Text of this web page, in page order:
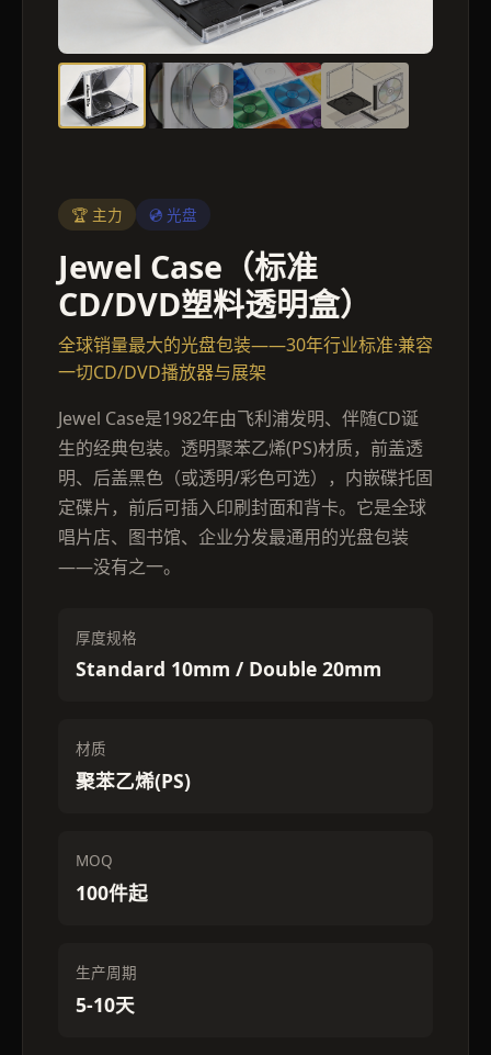
🏆 主力 💿 光盘
Jewel Case（标准
CD/DVD塑料透明盒）
全球销量最大的光盘包装——30年行业标准·兼容
一切CD/DVD播放器与展架
Jewel Case是1982年由飞利浦发明、伴随CD诞
生的经典包装。透明聚苯乙烯(PS)材质，前盖透
明、后盖黑色（或透明/彩色可选），内嵌碟托固
定碟片，前后可插入印刷封面和背卡。它是全球
唱片店、图书馆、企业分发最通用的光盘包装
——没有之一。
厚度规格
Standard 10mm / Double 20mm
材质
聚苯乙烯(PS)
MOQ
100件起
生产周期
5-10天